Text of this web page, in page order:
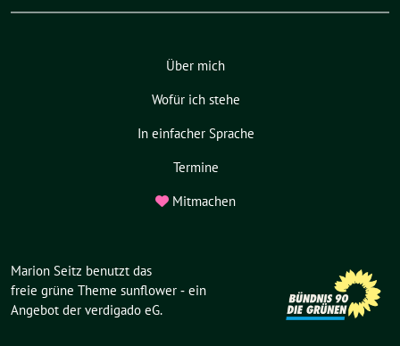
Über mich
Wofür ich stehe
In einfacher Sprache
Termine
Mitmachen
Marion Seitz benutzt das
freie grüne Theme sunflower ‐ ein
Angebot der verdigado eG.